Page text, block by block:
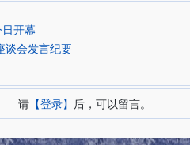
开幕
谈会发言纪要
请 【登录】 后，可以留言。